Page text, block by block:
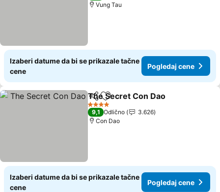
Vung Tau
Izaberi datume da bi se prikazale tačne
cene
Pogledaj cene
Deli Dodati u favorite
The Secret Con Dao
4 Zvezdice
9,1 Odlično
3.626
Con Dao
Izaberi datume da bi se prikazale tačne
cene
Pogledaj cene